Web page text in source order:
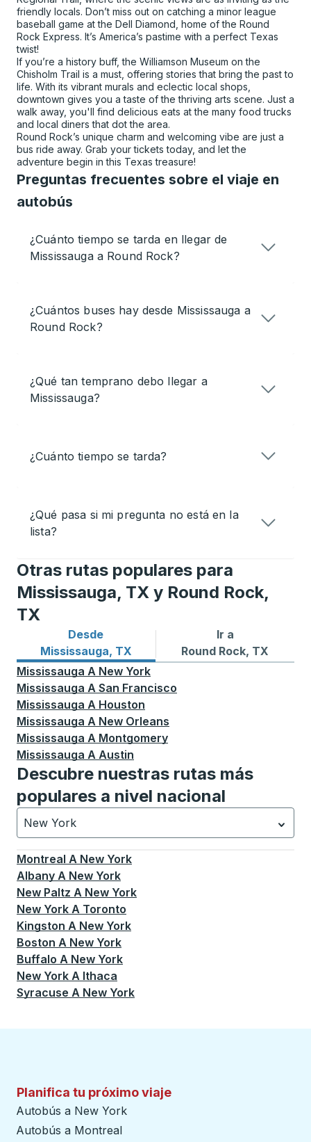
friendly locals. Don’t miss out on catching a minor league
baseball game at the Dell Diamond, home of the Round
Rock Express. It’s America’s pastime with a perfect Texas
twist!
If you’re a history buff, the Williamson Museum on the
Chisholm Trail is a must, offering stories that bring the past to
life. With its vibrant murals and eclectic local shops,
downtown gives you a taste of the thriving arts scene. Just a
walk away, you'll find delicious eats at the many food trucks
and local diners that dot the area.
Round Rock’s unique charm and welcoming vibe are just a
bus ride away. Grab your tickets today, and let the
adventure begin in this Texas treasure!
Preguntas frecuentes sobre el viaje en
autobús
¿Cuánto tiempo se tarda en llegar de
Mississauga a Round Rock?
¿Cuántos buses hay desde Mississauga a
Round Rock?
¿Qué tan temprano debo llegar a
Mississauga?
¿Cuánto tiempo se tarda?
¿Qué pasa si mi pregunta no está en la
lista?
Otras rutas populares para
Mississauga, TX y Round Rock,
TX
Desde
Mississauga, TX
Rutas de autobuses desde Mississauga, TX
Ir a
Round Rock, TX
Rutas de autobuses a
Mississauga A New York
Mississauga A San Francisco
Mississauga A Houston
Mississauga A New Orleans
Mississauga A Montgomery
Mississauga A Austin
Descubre nuestras rutas más
populares a nivel nacional
New York
Currently selected: New York.La selección está
Montreal A New York
Albany A New York
New Paltz A New York
New York A Toronto
Kingston A New York
Boston A New York
Buffalo A New York
New York A Ithaca
Syracuse A New York
Planifica tu próximo viaje
Autobús a New York
Autobús a Montreal